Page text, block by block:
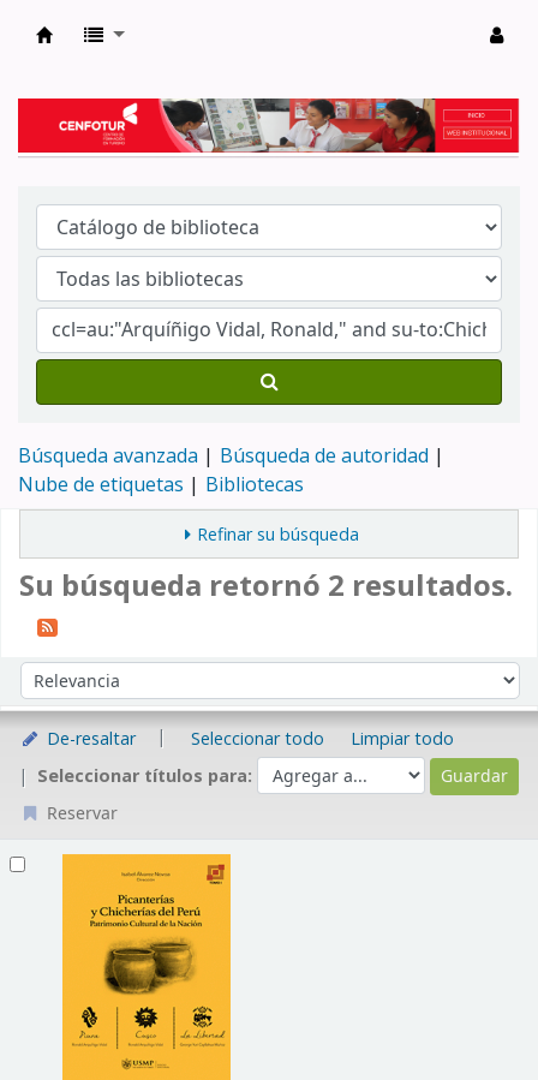
Búsqueda avanzada
Búsqueda de autoridad
Nube de etiquetas
Bibliotecas
Refinar su búsqueda
Su búsqueda retornó 2 resultados.
Ordenar por:
De-resaltar Seleccionar todo
Limpiar todo
Seleccionar títulos para:
Reservar